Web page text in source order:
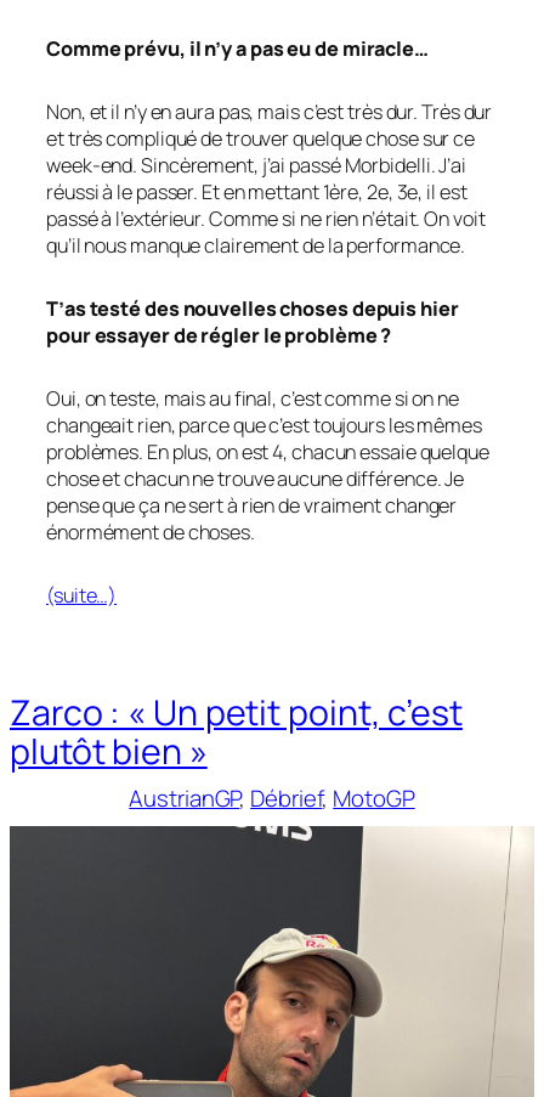
Comme prévu, il n’y a pas eu de miracle…
Non, et il n’y en aura pas, mais c’est très dur. Très dur
et très compliqué de trouver quelque chose sur ce
week-end. Sincèrement, j’ai passé Morbidelli. J’ai
réussi à le passer. Et en mettant 1ère, 2e, 3e, il est
passé à l’extérieur. Comme si ne rien n’était. On voit
qu’il nous manque clairement de la performance.
T’as testé des nouvelles choses depuis hier
pour essayer de régler le problème ?
Oui, on teste, mais au final, c’est comme si on ne
changeait rien, parce que c’est toujours les mêmes
problèmes. En plus, on est 4, chacun essaie quelque
chose et chacun ne trouve aucune différence. Je
pense que ça ne sert à rien de vraiment changer
énormément de choses.
(suite…)
Zarco : « Un petit point, c’est
plutôt bien »
AustrianGP, Débrief, MotoGP